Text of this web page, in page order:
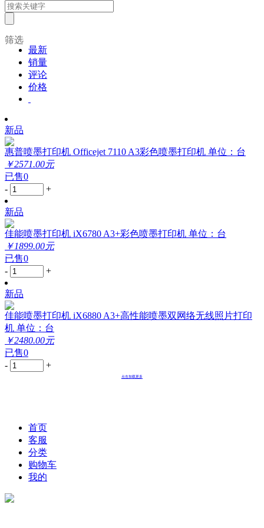
筛选
最新
销量
评论
价格
新品
惠普喷墨打印机 Officejet 7110 A3彩色喷墨打印机 单位：台
￥2571.00元
已售0
-
+
新品
佳能喷墨打印机 iX6780 A3+彩色喷墨打印机 单位：台
￥1899.00元
已售0
-
+
新品
佳能喷墨打印机 iX6880 A3+高性能喷墨双网络无线照片打印
机 单位：台
￥2480.00元
已售0
-
+
点击加载更多
首页
客服
分类
购物车
我的